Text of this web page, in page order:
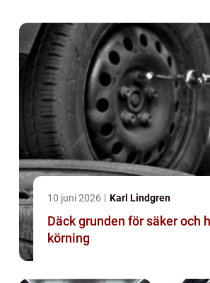
10 juni 2026 Karl Lindgren
Däck grunden för säker och hållbar
körning